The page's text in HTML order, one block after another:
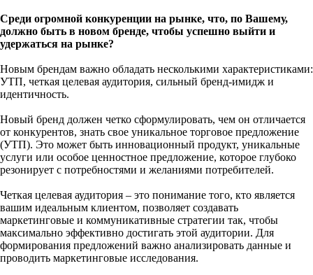
Среди огромной конкуренции на рынке, что, по Вашему,
должно быть в новом бренде, чтобы успешно выйти и
удержаться на рынке?
Новым брендам важно обладать несколькими характеристиками:
УТП, четкая целевая аудитория, сильный бренд-имидж и
идентичность.
Новый бренд должен четко сформулировать, чем он отличается
от конкурентов, знать свое уникальное торговое предложение
(УТП). Это может быть инновационный продукт, уникальные
услуги или особое ценностное предложение, которое глубоко
резонирует с потребностями и желаниями потребителей.
Четкая целевая аудитория – это понимание того, кто является
вашим идеальным клиентом, позволяет создавать
маркетинговые и коммуникативные стратегии так, чтобы
максимально эффективно достигать этой аудитории. Для
формирования предложений важно анализировать данные и
проводить маркетинговые исследования.